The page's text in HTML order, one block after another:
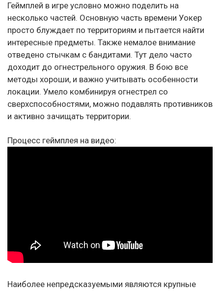
Геймплей в игре условно можно поделить на
несколько частей. Основную часть времени Уокер
просто блуждает по территориям и пытается найти
интересные предметы. Также немалое внимание
отведено стычкам с бандитами. Тут дело часто
доходит до огнестрельного оружия. В бою все
методы хороши, и важно учитывать особенности
локации. Умело комбинируя огнестрел со
сверхспособностями, можно подавлять противников
и активно зачищать территории.
Процесс геймплея на видео:
Наиболее непредсказуемыми являются крупные